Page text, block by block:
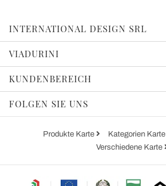
INTERNATIONAL DESIGN SRL
VIADURINI
KUNDENBEREICH
FOLGEN SIE UNS
Produkte Karte Kategorien Karte
Verschiedene Karte